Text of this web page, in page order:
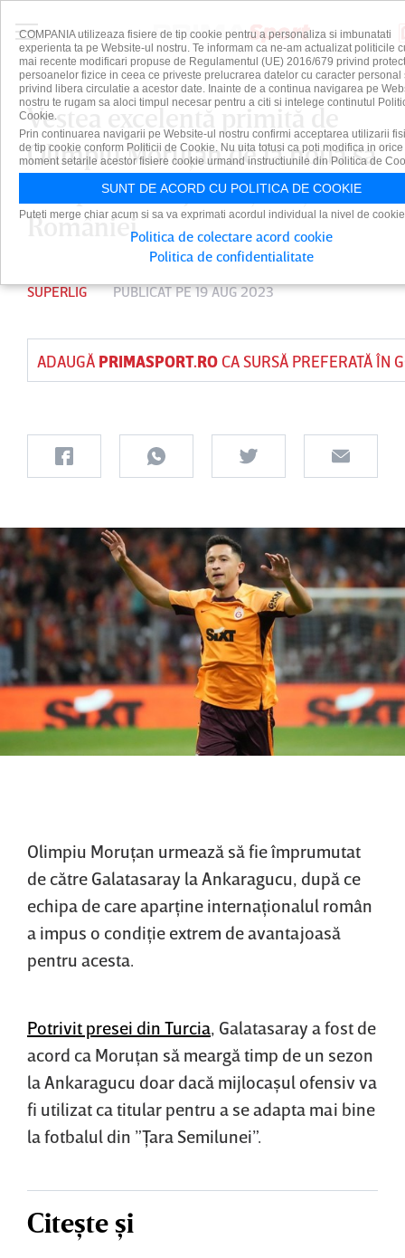
Vestea excelentă primită de
Olimpiu Moruţan de la noua sa
echipă avantajează şi naţionala
României
SUPERLIG PUBLICAT PE 19 AUG 2023
ADAUGĂ PRIMASPORT.ROCA SURSĂ PREFERATĂ ÎN
Olimpiu Moruţan urmează să fie împrumutat
de către Galatasaray la Ankaragucu, după ce
echipa de care aparţine internaţionalul român
a impus o condiţie extrem de avantajoasă
pentru acesta.
Potrivit presei din Turcia , Galatasaray a fost de
acord ca Moruţan să meargă timp de un sezon
la Ankaragucu doar dacă mijlocaşul ofensiv va
fi utilizat ca titular pentru a se adapta mai bine
la fotbalul din ”Ţara Semilunei”.
Citește și
COMPANIA utilizeaza fisiere de tip cookie pentru a personaliza si imbunatati
experienta ta pe Website-ul nostru. Te informam ca ne-am actualizat politicile
mai recente modificari propuse de Regulamentul (UE) 2016/679 privind
persoanelor fizice in ceea ce priveste prelucrarea datelor cu caracter personal
privind libera circulatie a acestor date. Inainte de a continua navigarea pe
nostru te rugam sa aloci timpul necesar pentru a citi si intelege continutul
Cookie.
Prin continuarea navigarii pe Website-ul nostru confirmi acceptarea utilizarii
de tip cookie conform Politicii de Cookie. Nu uita totusi ca poti modifica in orice
moment setarile acestor fisiere cookie urmand instructiunile din Politica de
SUNT DE ACORD CU POLITICA DE COOKIE
Puteti merge chiar acum si sa va exprimati acordul individual la nivel de
Politica de colectare acord cookie
Politica de confidentialitate